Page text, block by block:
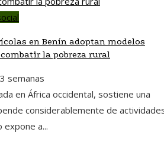
en Benín adoptan modelos
la pobreza rural
semanas
en África occidental, sostiene una
considerablemente de
expone a...